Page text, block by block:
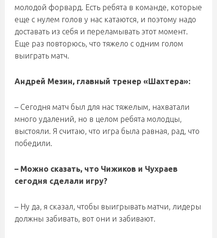
молодой форвард. Есть ребята в команде, которые
еще с нулем голов у нас катаются, и поэтому надо
доставать из себя и переламывать этот момент.
Еще раз повторюсь, что тяжело с одним голом
выиграть матч.
Андрей Мезин, главный тренер «Шахтера»:
– Сегодня матч был для нас тяжелым, нахватали
много удалений, но в целом ребята молодцы,
выстояли. Я считаю, что игра была равная, рад, что
победили.
– Можно сказать, что Чижиков и Чухраев
сегодня сделали игру?
– Ну да, я сказал, чтобы выигрывать матчи, лидеры
должны забивать, вот они и забивают.